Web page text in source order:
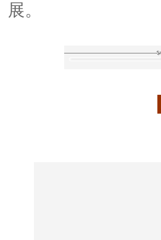
展。